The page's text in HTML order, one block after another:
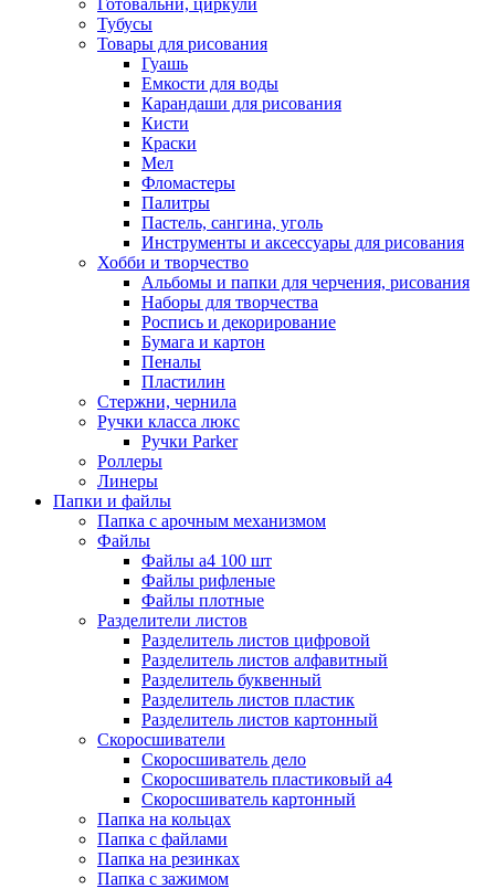
Готовальни, циркули
Тубусы
Товары для рисования
Гуашь
Емкости для воды
Карандаши для рисования
Кисти
Краски
Мел
Фломастеры
Палитры
Пастель, сангина, уголь
Инструменты и аксессуары для рисования
Хобби и творчество
Альбомы и папки для черчения, рисования
Наборы для творчества
Роспись и декорирование
Бумага и картон
Пеналы
Пластилин
Стержни, чернила
Ручки класса люкс
Ручки Parker
Роллеры
Линеры
Папки и файлы
Папка с арочным механизмом
Файлы
Файлы а4 100 шт
Файлы рифленые
Файлы плотные
Разделители листов
Разделитель листов цифровой
Разделитель листов алфавитный
Разделитель буквенный
Разделитель листов пластик
Разделитель листов картонный
Скоросшиватели
Скоросшиватель дело
Скоросшиватель пластиковый а4
Скоросшиватель картонный
Папка на кольцах
Папка с файлами
Папка на резинках
Папка с зажимом